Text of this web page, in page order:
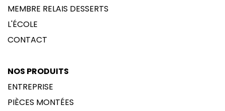
MEMBRE RELAIS DESSERTS
L'ÉCOLE
CONTACT
NOS PRODUITS
ENTREPRISE
PIÈCES MONTÉES